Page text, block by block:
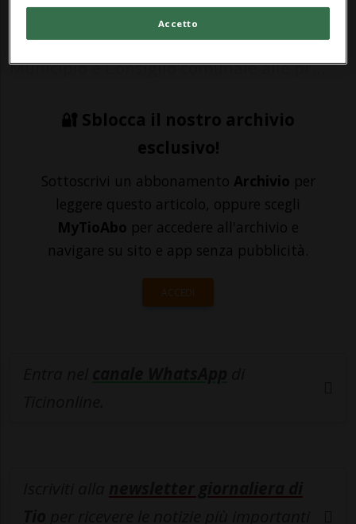
andranno a comporre la lista unitaria
Verdi, FA, MPS, POP, indipendenti per
Municipio e Consiglio comunale alle pr...
🔐 Sblocca il nostro archivio
esclusivo!
Sottoscrivi un abbonamento Archivio per
leggere questo articolo, oppure scegli
MyTioAbo per accedere all'archivio e
navigare su sito e app senza pubblicità.
ACCEDI
Accetto